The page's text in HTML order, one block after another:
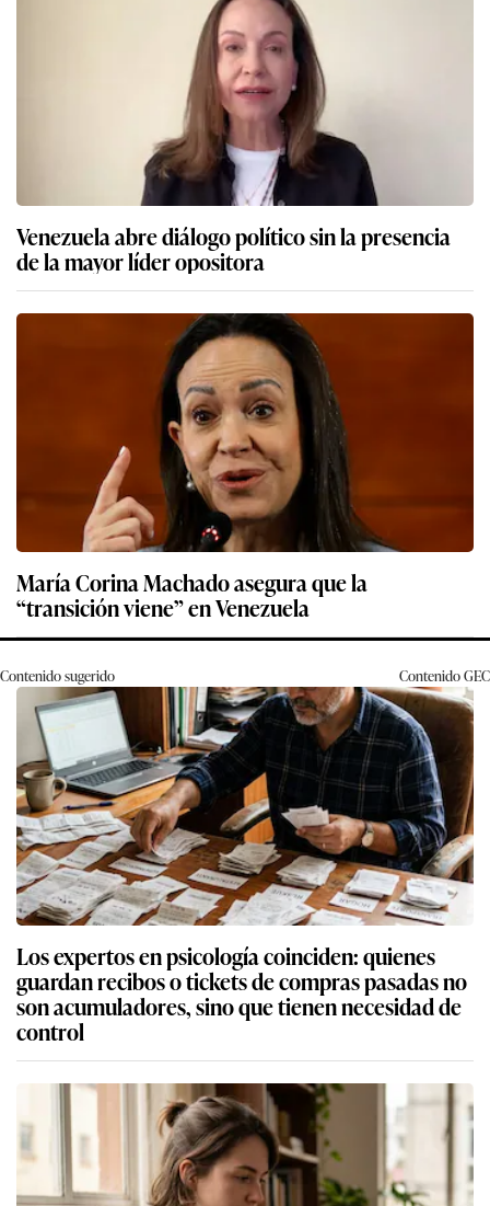
Venezuela abre diálogo político sin la presencia
de la mayor líder opositora
María Corina Machado asegura que la
“transición viene” en Venezuela
Contenido sugerido ContenidoGEC
Los expertos en psicología coinciden: quienes
guardan recibos o tickets de compras pasadas no
son acumuladores, sino que tienen necesidad de
control